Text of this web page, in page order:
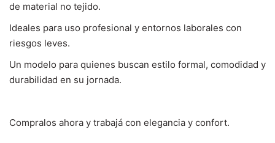
de material no tejido.
Ideales para uso profesional y entornos laborales con
riesgos leves.
Un modelo para quienes buscan estilo formal, comodidad y
durabilidad en su jornada.
Compralos ahora y trabajá con elegancia y confort.